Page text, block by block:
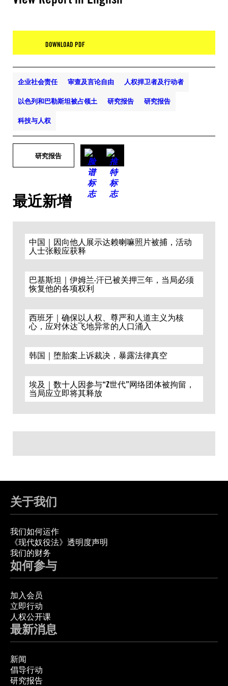
DOWNLOAD PDF
企业社会责任 审查及言论自由 人权捍卫者及行动者
以色列和巴勒斯坦被占领土 研究报告 研究报告
科技与人权
研究报告
最近新增
中国｜因向他人展示达赖喇嘛照片被捕，活动
人士张毅应获释
巴基斯坦｜伊姆兰·汗已被关押三年，当局必须
恢复他的各项权利
西班牙｜确保以人权、尊严和人道主义为核
心，应对休达飞地异常的人口涌入
韩国｜堕胎案上诉裁决，暴露法律真空
埃及｜数十人因参与“Z世代”网络团体被拘留，
当局应立即将其释放
关于我们
我们如何运作
《现代奴役法》透明度声明
我们的财务
如何参与
加入会员
立即行动
人权公开课
最新消息
新闻
倡导行动
研究报告